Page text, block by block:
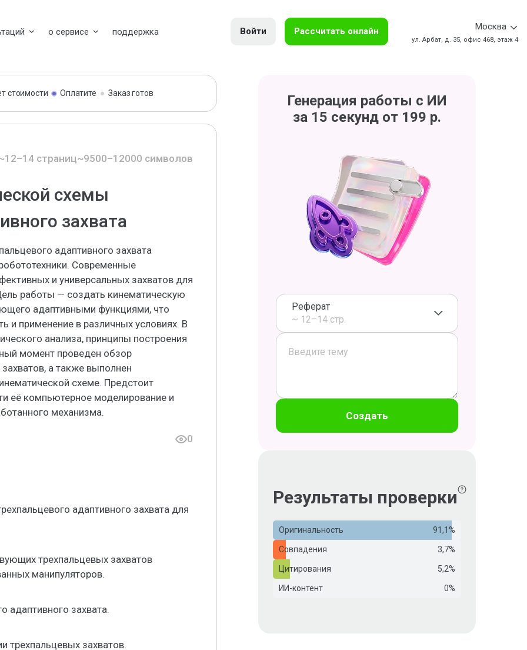
о сервисе поддержка Войти Рассчитать онлайн Москва
ул. Арбат, д. 35, офис 468, этаж 4
стоимости Оплатите Заказ готов
страниц~9500–12000 символов
схемы
захвата
адаптивного захвата
Современные
и универсальных захватов для
работы — создать кинематическую
адаптивными функциями, что
и применение в различных условиях. В
анализа, принципы построения
момент проведен обзор
а также выполнен
схеме. Предстоит
её компьютерное моделирование и
механизма.
0
адаптивного захвата для
трехпальцевых захватов
манипуляторов.
адаптивного захвата.
трехпальцевых захватов.
Генерация работы с ИИ
за 15 секунд от 199 р.
Реферат
~ 12–14 стр.
Создать
Результаты проверки
Оригинальность 91,1%
Совпадения 3,7%
Цитирования 5,2%
ИИ-контент 0%